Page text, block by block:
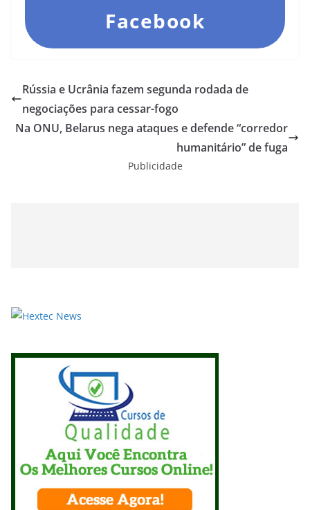
Facebook
Rússia e Ucrânia fazem segunda rodada de
negociações para cessar-fogo
Na ONU, Belarus nega ataques e defende “corredor
humanitário” de fuga
Publicidade